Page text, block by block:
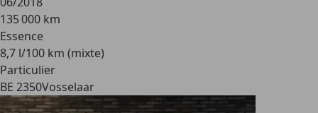
135 000 km
Essence
8,7 l/100 km (mixte)
Particulier
BE 2350Vosselaar